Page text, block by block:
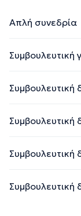
Απλή συνεδρία
Συμβουλευτική
Συμβουλευτική
Συμβουλευτική
Συμβουλευτική
Συμβουλευτική